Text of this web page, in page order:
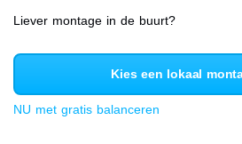
Liever montage in de buurt?
Kies een lokaal
NU met gratis balanceren